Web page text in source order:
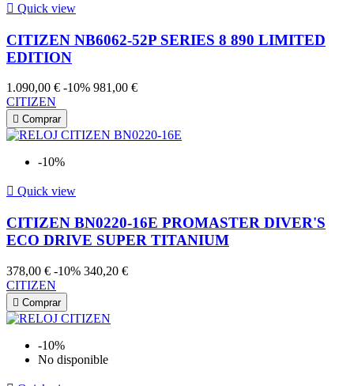
 Quick view
CITIZEN NB6062-52P SERIES 8 890 LIMITED
EDITION
1.090,00 € -10% 981,00 €
CITIZEN
 Comprar
-10%
 Quick view
CITIZEN BN0220-16E PROMASTER DIVER'S
ECO DRIVE SUPER TITANIUM
378,00 € -10% 340,20 €
CITIZEN
 Comprar
-10%
No disponible